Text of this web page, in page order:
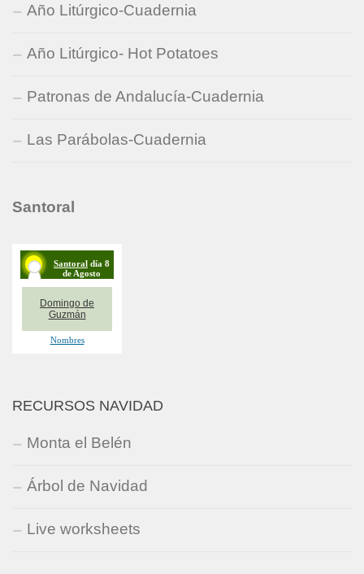
Año Litúrgico-Cuadernia
Año Litúrgico- Hot Potatoes
Patronas de Andalucía-Cuadernia
Las Parábolas-Cuadernia
Santoral
RECURSOS NAVIDAD
Monta el Belén
Árbol de Navidad
Live worksheets